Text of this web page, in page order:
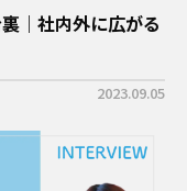
｜社内外に広がる
2023.09.05